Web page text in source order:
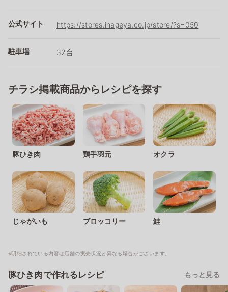
公式サイト https://stores.inageya.co.jp/store/?s=050
駐車場 32台
チラシ掲載商品からレシピを探す
豚ひき肉 鶏手羽元 オクラ
じゃがいも ブロッコリー 鮭
※明細されている内容は店舗の実売状況と異なる場合がございます。
豚ひき肉で作れるレシピ もっと見る